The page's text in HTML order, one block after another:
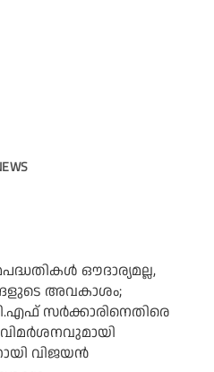
ഔദാര്യമല്ല,
അവകാശം;
സര്‍ക്കാരിനെതിരെ
വിജയന്‍